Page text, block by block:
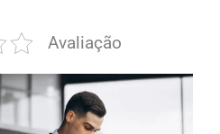
Avaliação